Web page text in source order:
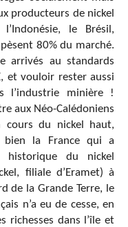
producteurs de nickel
le Brésil,
80% du marché.
au standards
et vouloir rester aussi
l’industrie minière !
aux Néo-Calédoniens
cours du nickel haut,
bien la France qui a
historique du nickel
filiale d’Eramet) à
de la Grande Terre, le
n’a eu de cesse, en
richesses dans l’île et